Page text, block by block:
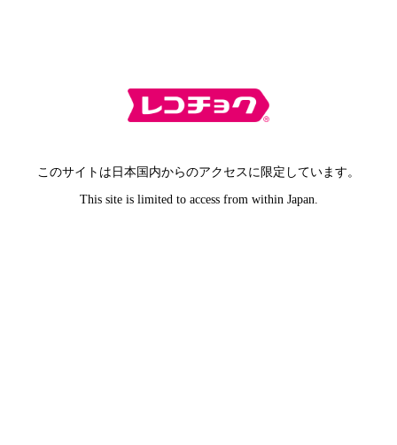
このサイトは日本国内からのアクセスに限定しています。
This site is limited to access from within Japan.